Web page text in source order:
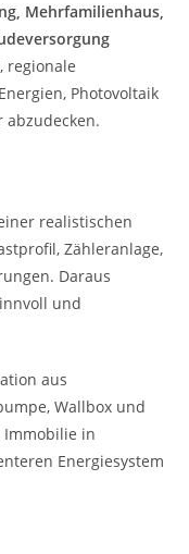
Mehrfamilienhaus,
regionale
Photovoltaik
abzudecken.
realistischen
Zähleranlage,
Daraus
und
aus
Wallbox und
Immobilie in
Energiesystem